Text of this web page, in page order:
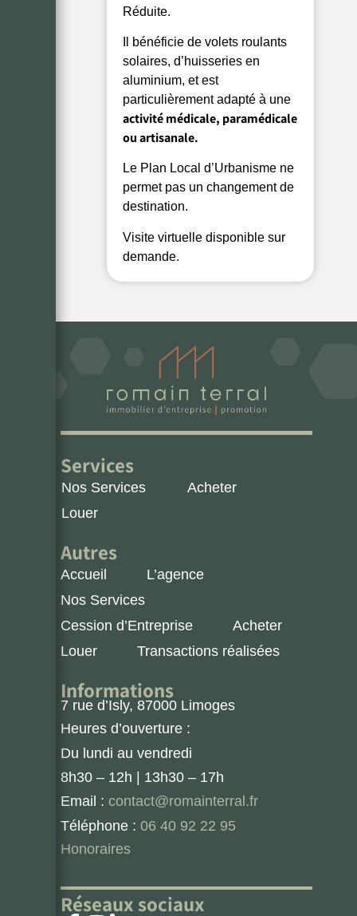
Réduite.
Il bénéficie de volets roulants
solaires, d’huisseries en
aluminium, et est
particulièrement adapté à une
activité médicale, paramédicale
ou artisanale.
Le Plan Local d’Urbanisme ne
permet pas un changement de
destination.
Visite virtuelle disponible sur
demande.
Services
Nos Services
Acheter
Louer
Autres
Accueil
L’agence
Nos Services
Cession d’Entreprise
Acheter
Louer
Transactions réalisées
Informations
7 rue d’Isly, 87000 Limoges
Heures d’ouverture :
Du lundi au vendredi
8h30 – 12h | 13h30 – 17h
Email : contact@romainterral.fr
Téléphone :06 40 92 22 95
Honoraires
Réseaux sociaux